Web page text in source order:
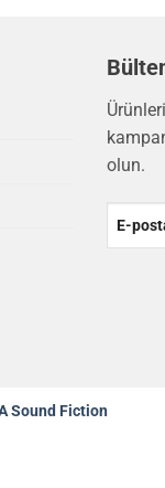
olun.
Email
E-
Sound Fiction